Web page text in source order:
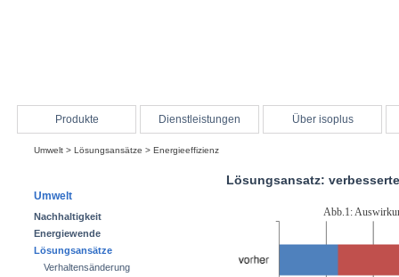
Umwelt > Lösungsansätze > Energieeffizienz
Lösungsansatz:
Abb.1:
Produkte Dienstleistungen Über isoplus
Umwelt
Nachhaltigkeit
Energiewende
Lösungsansätze
Verhaltensänderung